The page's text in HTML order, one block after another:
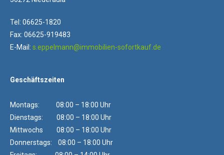
Tel: 06625-1820
Fax: 06625-919483
E-Mail: s.eppelmann@immobilien-sofortkauf.de
Geschäftszeiten
Montags: 08:00 – 18:00 Uhr
Dienstags: 08:00 – 18:00 Uhr
Mittwochs 08:00 – 18:00 Uhr
Donnerstags: 08:00 – 18:00 Uhr